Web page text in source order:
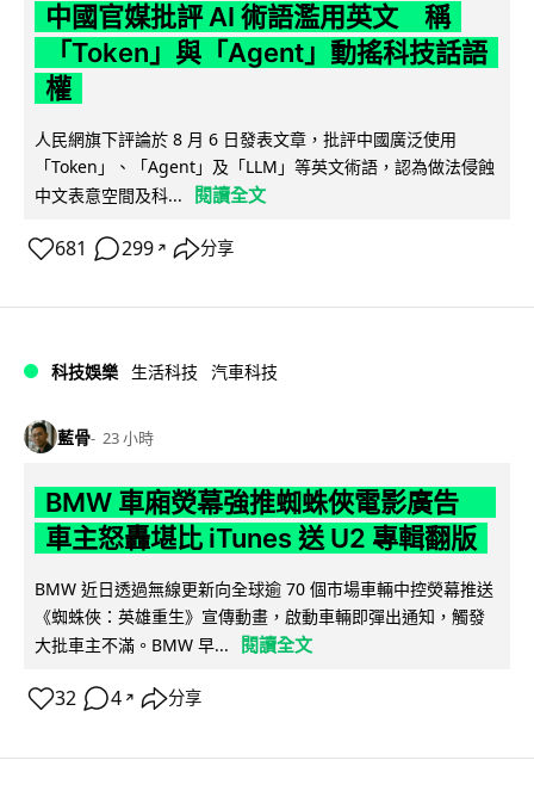
中國官媒批評 AI 術語濫用英文 稱
「Token」與「Agent」動搖科技話語
權
人民網旗下評論於 8 月 6 日發表文章，批評中國廣泛使用
「Token」、「Agent」及「LLM」等英文術語，認為做法侵蝕
中文表意空間及科...
閱讀全文
681 299 ↗ 分享
科技娛樂 生活科技 汽車科技
藍骨 23 小時
BMW 車廂熒幕強推蜘蛛俠電影廣告
車主怒轟堪比 iTunes 送 U2 專輯翻版
BMW 近日透過無線更新向全球逾 70 個市場車輛中控熒幕推送
《蜘蛛俠：英雄重生》宣傳動畫，啟動車輛即彈出通知，觸發
大批車主不滿。BMW 早...
閱讀全文
32 4 ↗ 分享